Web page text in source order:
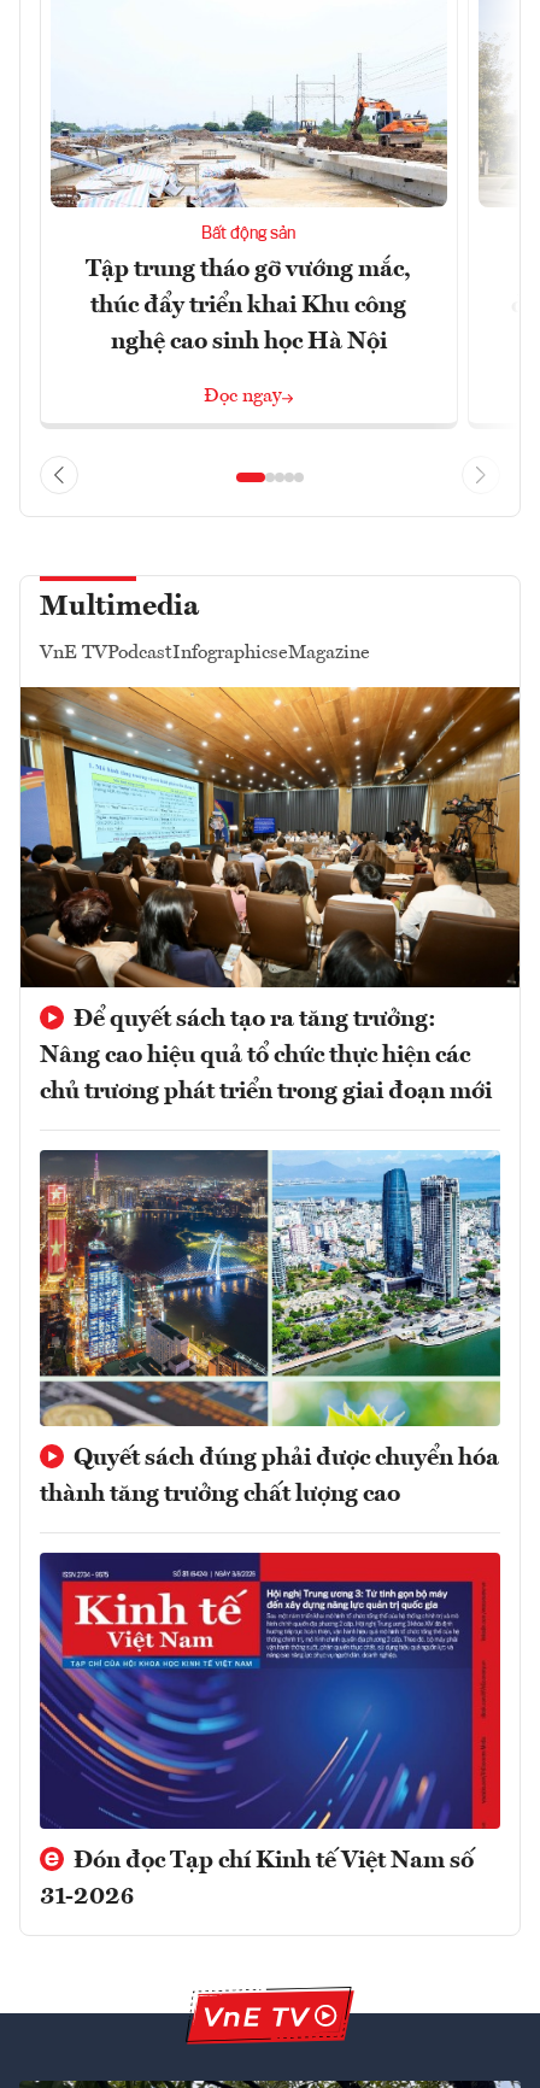
Bất động sản
Tập trung tháo gỡ vướng mắc,
thúc đẩy triển khai Khu công
nghệ cao sinh học Hà Nội
Đọc ngay
Multimedia
VnE TVPodcastInfographicseMagazine
Để quyết sách tạo ra tăng trưởng:
Nâng cao hiệu quả tổ chức thực hiện các
chủ trương phát triển trong giai đoạn mới
Quyết sách đúng phải được chuyển hóa
thành tăng trưởng chất lượng cao
Đón đọc Tạp chí Kinh tế Việt Nam số
31-2026